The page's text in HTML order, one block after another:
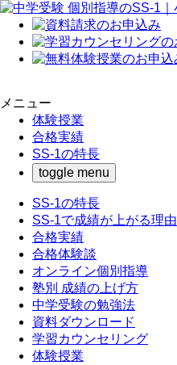
メニュー
体験授業
合格実績
SS-1の特長
toggle menu
SS-1の特長
SS-1で成績が上がる理由
合格実績
合格体験談
オンライン個別指導
塾別 成績の上げ方
中学受験の勉強法
資料ダウンロード
学習カウンセリング
体験授業